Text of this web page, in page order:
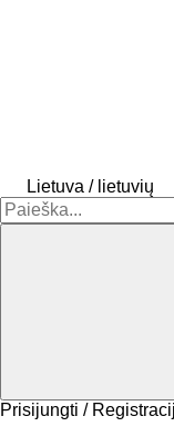
Lietuva / lietuvių
Prisijungti /